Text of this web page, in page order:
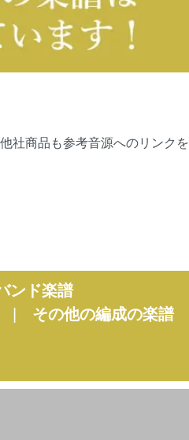
社商品も参考音源へのリンクを
ンド楽譜
その他の編成の楽譜